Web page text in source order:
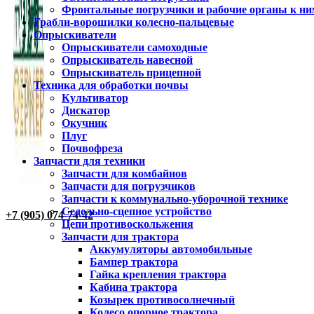
+7 (905) 074-74-42
Фронтальные погрузчики и рабочие органы к
Грабли-ворошилки колесно-пальцевые
Опрыскиватели
Опрыскиватели самоходные
Опрыскиватель навесной
Опрыскиватель прицепной
Техника для обработки почвы
Культиватор
Дискатор
Окучник
Плуг
Почвофреза
Запчасти для техники
Запчасти для комбайнов
Запчасти для погрузчиков
Запчасти к коммунально-уборочной технике
Седельно-сцепное устройство
Цепи противоскольжения
Запчасти для трактора
Аккумуляторы автомобильные
Бампер трактора
Гайка крепления трактора
Кабина трактора
Козырек противосолнечный